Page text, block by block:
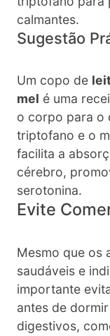
calmantes.
Sugestão
Um copo de
mel é uma
o corpo para o
triptofano e o
facilita a
cérebro,
serotonina.
Evite
Mesmo que os
saudáveis e
importante
antes de
digestivos,